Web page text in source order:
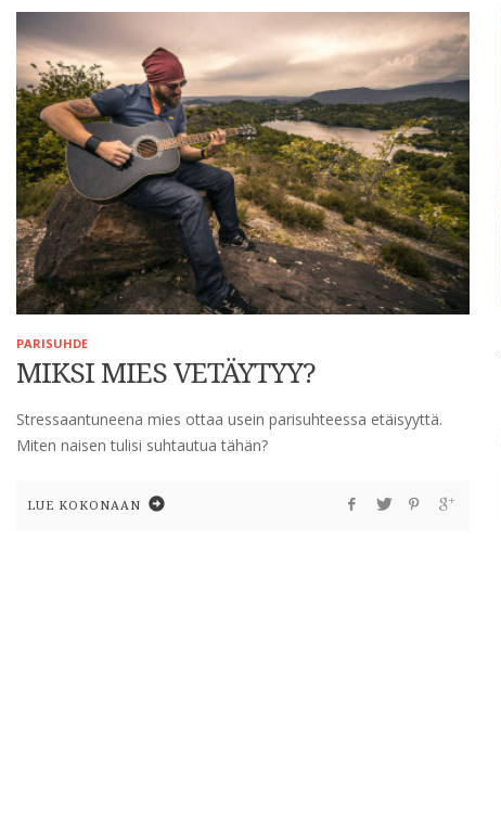
PARISUHDE
MIKSI MIES VETÄYTYY?
Stressaantuneena mies ottaa usein parisuhteessa etäisyyttä.
Miten naisen tulisi suhtautua tähän?
LUE KOKONAAN